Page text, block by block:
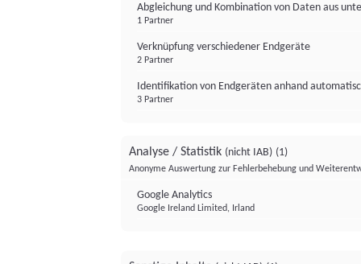
Abgleichung und Kombination von Daten aus
1 Partner
Verknüpfung verschiedener Endgeräte
2 Partner
Identifikation von Endgeräten anhand
3 Partner
Analyse / Statistik (nicht IAB) (1)
Anonyme Auswertung zur Fehlerbehebung und
Google Analytics
Google Ireland Limited, Irland